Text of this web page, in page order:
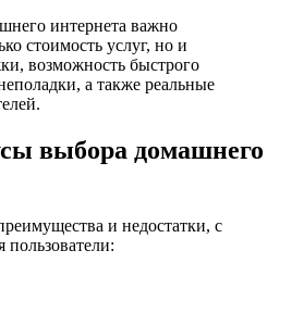
интернета важно
стоимость услуг, но и
возможность быстрого
а также реальные
выбора домашнего
и недостатки, с
пользователи: